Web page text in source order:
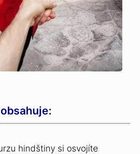
hindštiny si osvojíte